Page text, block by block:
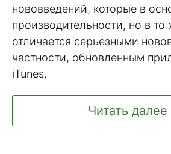
нововведений, которые в
производительности, но в
отличается серьезными
частности, обновленным
iTunes.
Читать далее